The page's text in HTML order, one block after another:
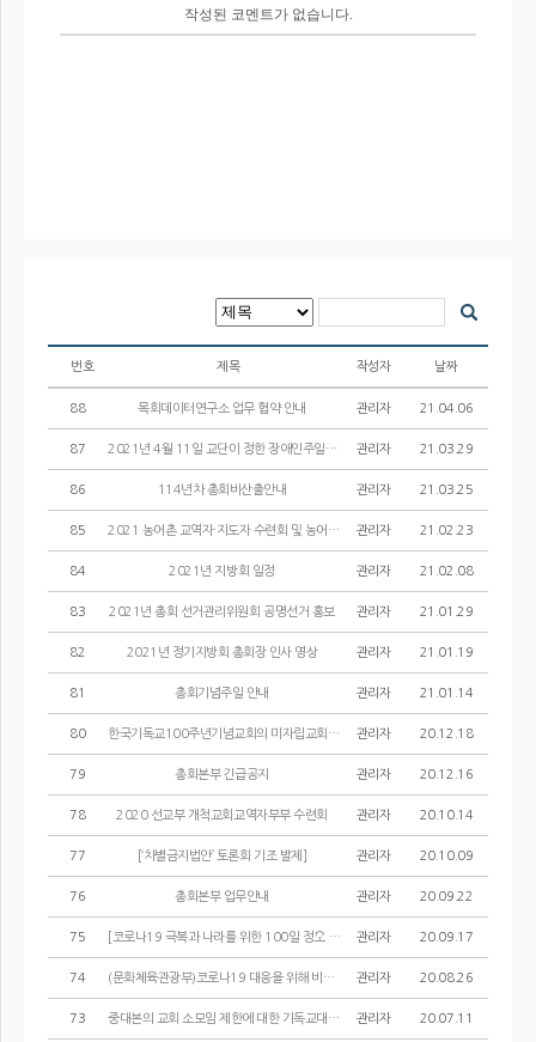
번호 제목 작성자 날짜
88 목회데이터연구소 업무 협약 안내 관리자 21.04.06
87 2021년 4월 11일 교단이 정한 장애인주일입니다. 관리자 21.03.29
86 114년차 총회비산출안내 관리자 21.03.25
85 2021 농어촌 교역자·지도자 수련회 및 농어촌 선교정책 개발을 위한 간담회 관리자 21.02.23
84 2021년 지방회 일정 관리자 21.02.08
83 2021년 총회 선거관리위원회 공명선거 홍보 관리자 21.01.29
82 2021년 정기지방회 총회장 인사 영상 관리자 21.01.19
81 총회기념주일 안내 관리자 21.01.14
80 한국기독교100주년기념교회의 미자립교회 지원 안내 관리자 20.12.18
79 총회본부 긴급공지 관리자 20.12.16
78 2020 선교부 개척교회교역자부부 수련회 관리자 20.10.14
77 [‘차별금지법안’ 토론회 기조 발제] 관리자 20.10.09
76 총회본부 업무안내 관리자 20.09.22
75 [코로나19 극복과 나라를 위한 100일 정오 기도회 참여 안내] 관리자 20.09.17
74 (문화체육관광부)코로나19 대응을 위해 비대면 종교활동 지원 관리자 20.08.26
73 중대본의 교회 소모임 제한에 대한 기독교대한성결교회의 입장 관리자 20.07.11